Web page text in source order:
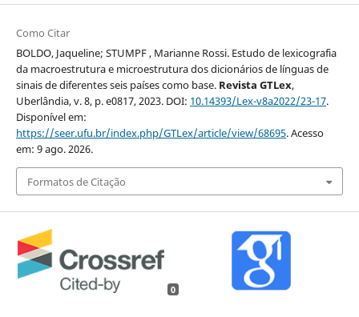
Como Citar
BOLDO, Jaqueline; STUMPF , Marianne Rossi. Estudo de lexicografia
da macroestrutura e microestrutura dos dicionários de línguas de
sinais de diferentes seis países como base. Revista GTLex,
Uberlândia, v. 8, p. e0817, 2023. DOI: 10.14393/Lex-v8a2022/23-17.
Disponível em:
https://seer.ufu.br/index.php/GTLex/article/view/68695. Acesso
em: 9 ago. 2026.
Formatos de Citação
0